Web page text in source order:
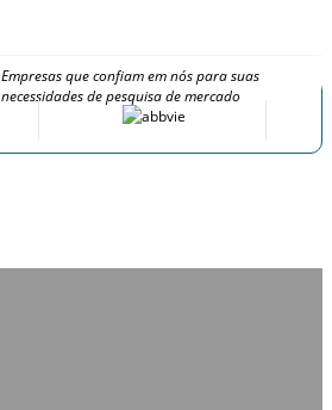
Empresas que confiam em nós para suas
necessidades de pesquisa de mercado